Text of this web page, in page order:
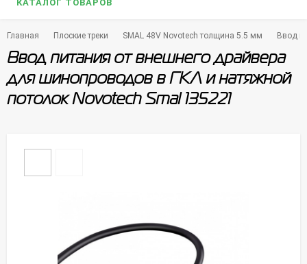
КАТАЛОГ ТОВАРОВ
Главная Плоские треки SMAL 48V Novotech толщина 5.5 мм Ввод
Ввод питания от внешнего драйвера
для шинопроводов в ГКЛ и натяжной
потолок Novotech Smal 135221